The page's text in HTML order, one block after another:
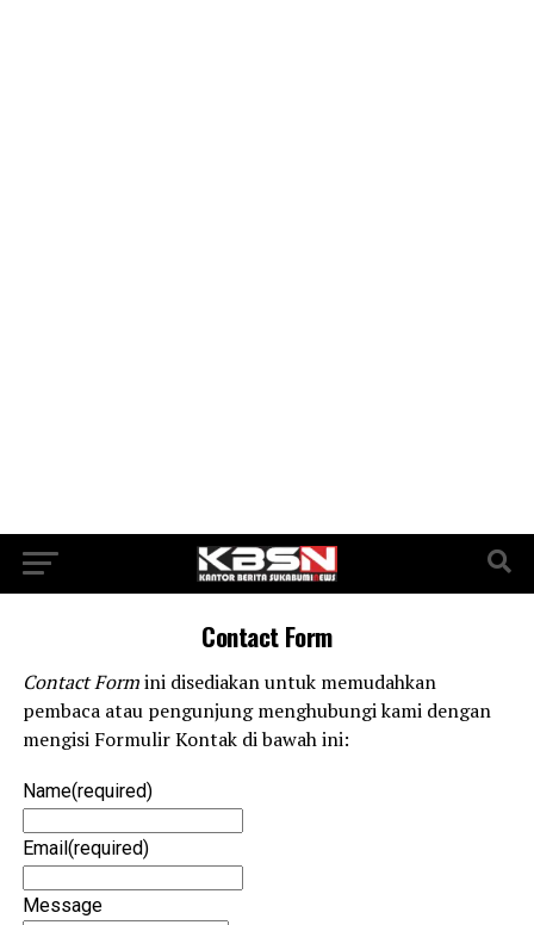
Contact Form
Contact Formini disediakan untuk memudahkan
pembaca atau pengunjung menghubungi kami dengan
mengisi Formulir Kontak di bawah ini:
Name(required)
Email(required)
Message